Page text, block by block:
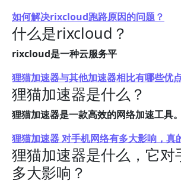
如何解决rixcloud跑路原因的问题？
什么是rixcloud？
rixcloud是一种云服务平
狸猫加速器与其他加速器相比有哪些优
狸猫加速器是什么？
狸猫加速器是一款高效的网络加速工具。
狸猫加速器 对手机网络有多大影响，真
狸猫加速器是什么，它对
多大影响？